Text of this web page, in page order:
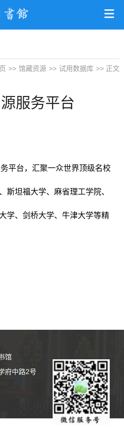
>> 馆藏资源 >> 试用数据库 >> 正文
服务平台
平台，汇聚一众世界顶级名校
坦福大学、麻省理工学院、
学、剑桥大学、牛津大学等精
书馆
府中路2号